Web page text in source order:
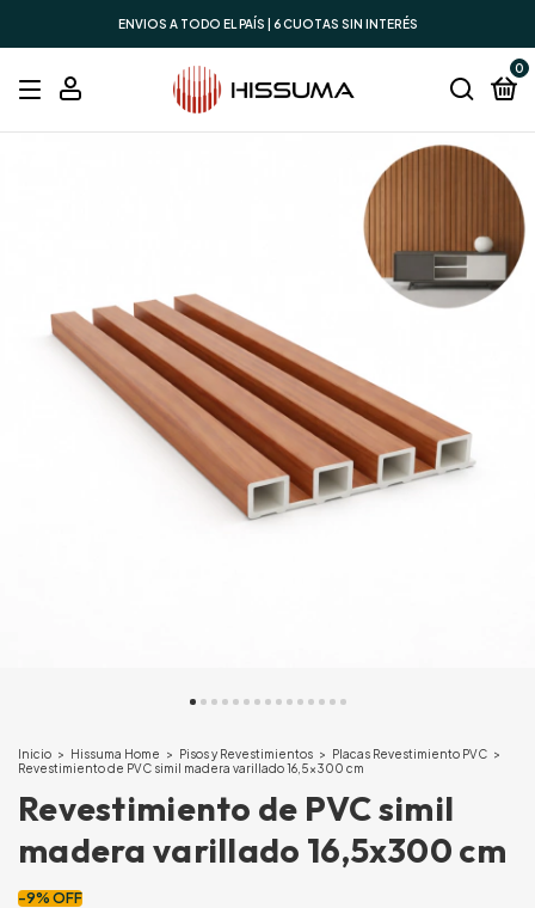
ENVIOS A TODO EL PAÍS | 6 CUOTAS SIN INTERÉS
0
Inicio > Hissuma Home > Pisos y Revestimientos > Placas Revestimiento PVC >
Revestimiento de PVC simil madera varillado 16,5x300 cm
Revestimiento de PVC simil
madera varillado 16,5x300 cm
-9% OFF